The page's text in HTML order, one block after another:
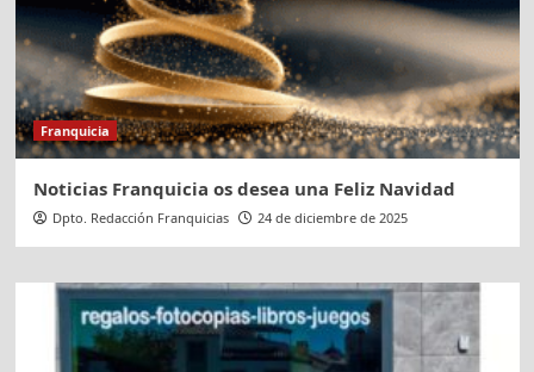
Franquicia
Noticias Franquicia os desea una Feliz Navidad
Dpto. Redacción Franquicias 24 de diciembre de 2025